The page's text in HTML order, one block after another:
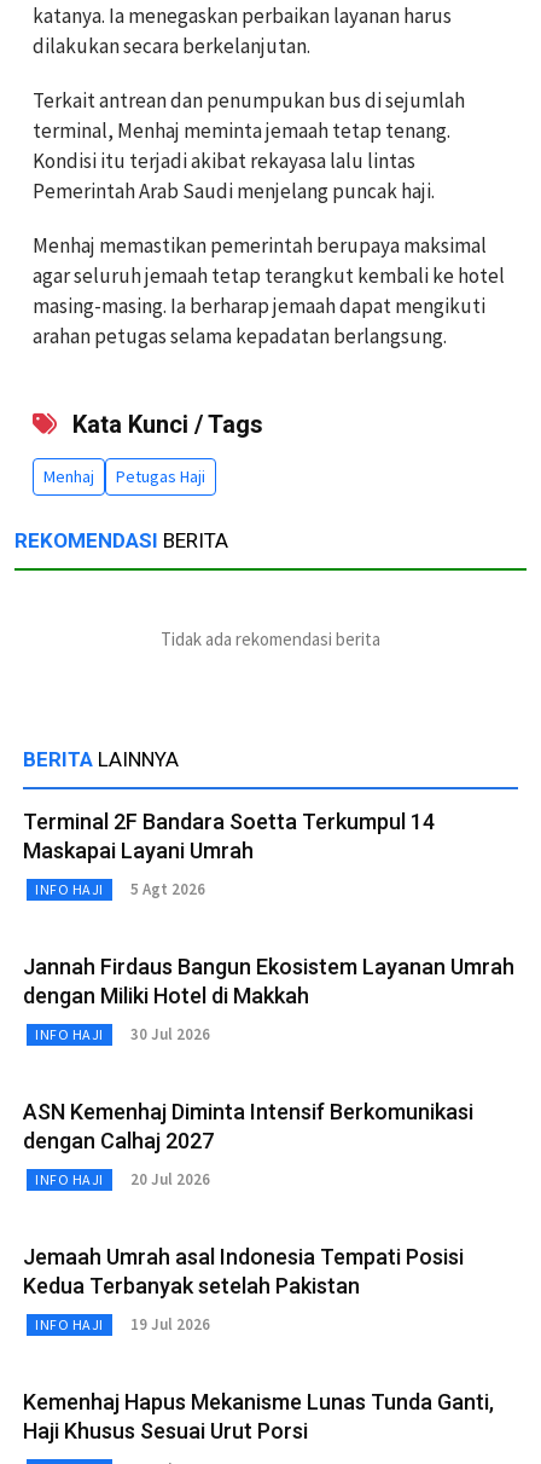
katanya. Ia menegaskan perbaikan layanan harus
dilakukan secara berkelanjutan.
Terkait antrean dan penumpukan bus di sejumlah
terminal, Menhaj meminta jemaah tetap tenang.
Kondisi itu terjadi akibat rekayasa lalu lintas
Pemerintah Arab Saudi menjelang puncak haji.
Menhaj memastikan pemerintah berupaya maksimal
agar seluruh jemaah tetap terangkut kembali ke hotel
masing-masing. Ia berharap jemaah dapat mengikuti
arahan petugas selama kepadatan berlangsung.
Kata Kunci / Tags
Menhaj Petugas Haji
REKOMENDASI BERITA
Tidak ada rekomendasi berita
BERITA LAINNYA
Terminal 2F Bandara Soetta Terkumpul 14
Maskapai Layani Umrah
INFO HAJI 5 Agt 2026
Jannah Firdaus Bangun Ekosistem Layanan Umrah
dengan Miliki Hotel di Makkah
INFO HAJI 30 Jul 2026
ASN Kemenhaj Diminta Intensif Berkomunikasi
dengan Calhaj 2027
INFO HAJI 20 Jul 2026
Jemaah Umrah asal Indonesia Tempati Posisi
Kedua Terbanyak setelah Pakistan
INFO HAJI 19 Jul 2026
Kemenhaj Hapus Mekanisme Lunas Tunda Ganti,
Haji Khusus Sesuai Urut Porsi